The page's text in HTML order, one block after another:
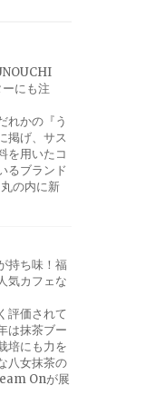
にも注
れかの『う
掲げ、サス
を用いたコ
るブランド
の内に新
持ち味！福
気カフェな
評価されて
は抹茶ブー
培にも力を
八女抹茶の
Onが展